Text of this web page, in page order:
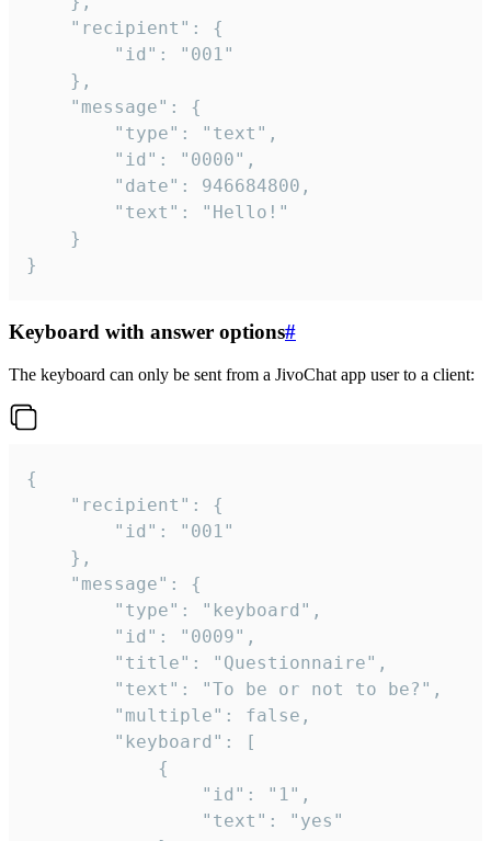
}
Keyboard with answer options#
The keyboard can only be sent from a JivoChat app user to a client:
{